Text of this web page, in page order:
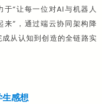
“让每一位对AI与机器人
”，通过端云协同架构降
从认知到创造的全链路实
感想